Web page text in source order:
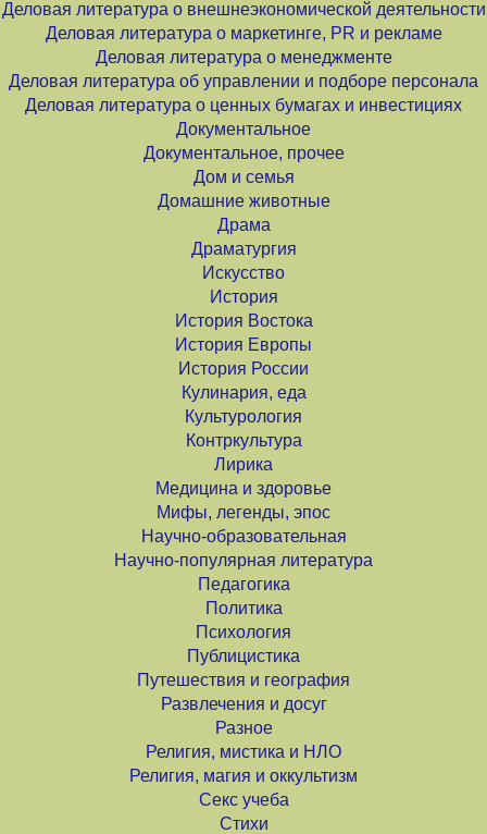
Деловая литература о внешнеэкономической деятельности
Деловая литература о маркетинге, PR и рекламе
Деловая литература о менеджменте
Деловая литература об управлении и подборе персонала
Деловая литература о ценных бумагах и инвестициях
Документальное
Документальное, прочее
Дом и семья
Домашние животные
Драма
Драматургия
Искусство
История
История Востока
История Европы
История России
Кулинария, еда
Культурология
Контркультура
Лирика
Медицина и здоровье
Мифы, легенды, эпос
Научно-образовательная
Научно-популярная литература
Педагогика
Политика
Психология
Публицистика
Путешествия и география
Развлечения и досуг
Разное
Религия, мистика и НЛО
Религия, магия и оккультизм
Секс учеба
Стихи